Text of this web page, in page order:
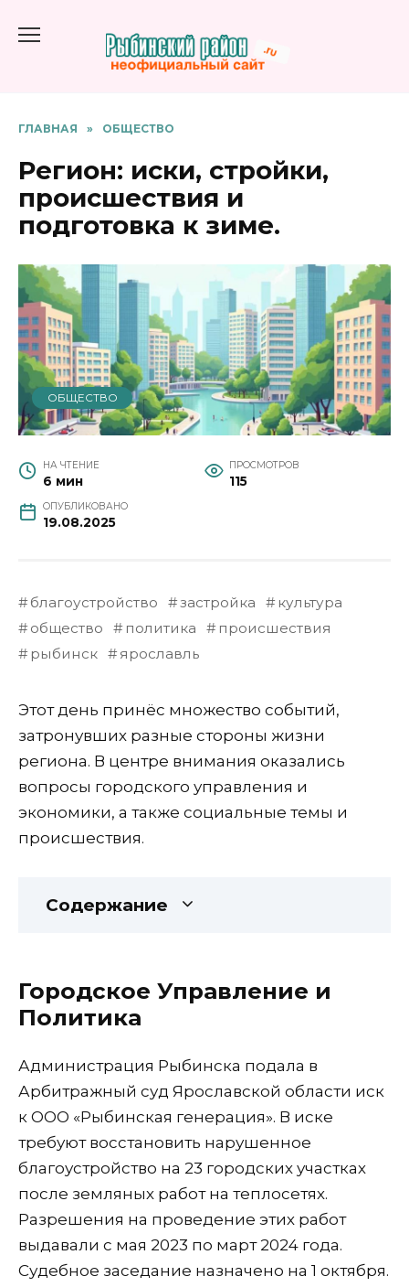
содержанию
ГЛАВНАЯ » ОБЩЕСТВО
Регион: иски, стройки,
происшествия и
подготовка к зиме.
ОБЩЕСТВО
НА ЧТЕНИЕ
6 мин
ПРОСМОТРОВ
115
ОПУБЛИКОВАНО
19.08.2025
благоустройство застройка
культура
общество
политика
происшествия
рыбинск
ярославль
Этот день принёс множество событий,
затронувших разные стороны жизни
региона. В центре внимания оказались
вопросы городского управления и
экономики, а также социальные темы и
происшествия.
Содержание
Городское Управление и
Политика
Администрация Рыбинска подала в
Арбитражный суд Ярославской области иск
к ООО «Рыбинская генерация». В иске
требуют восстановить нарушенное
благоустройство на 23 городских участках
после земляных работ на теплосетях.
Разрешения на проведение этих работ
выдавали с мая 2023 по март 2024 года.
Судебное заседание назначено на 1 октября.